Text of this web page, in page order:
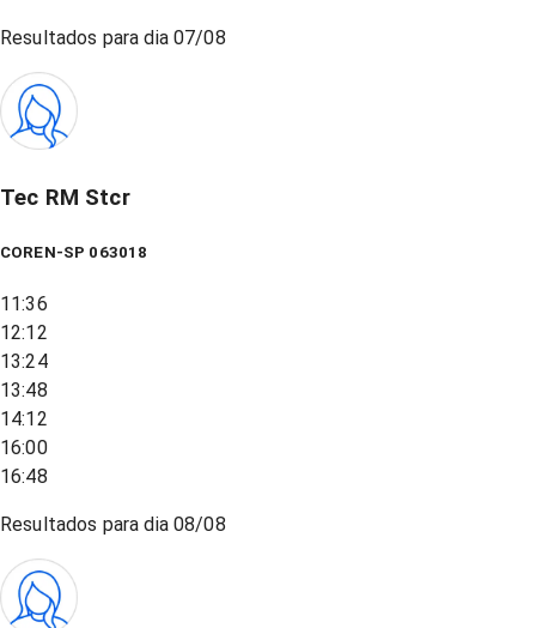
Resultados para dia 07/08
Tec RM Stcr
COREN-SP 063018
11:36
12:12
13:24
13:48
14:12
16:00
16:48
Resultados para dia08/08